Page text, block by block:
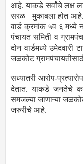
आहे. याकडे सर्वांचे लक्ष
सरळ मुकाबला होत आहे.
वार्ड क्रमांक ५व ६ मध्ये
पंचायत समिती व
दोन वार्डमध्ये उमेदवारी
जळकोट
सध्यातरी आरोप-
देतात. याकडे जनतेचे
समजल्या जाणाऱ्या
जरुरीचे आहे.